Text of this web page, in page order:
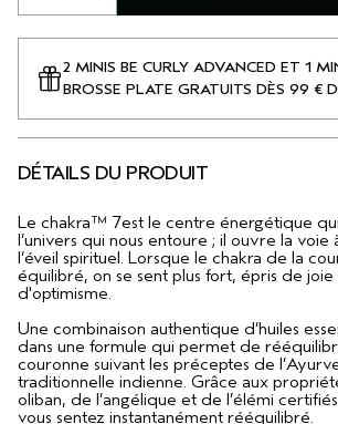
2 MINIS BE CURLY ADVANCED ET 1
BROSSE PLATE GRATUITS DÈS 99 €
DÉTAILS DU PRODUIT
Le chakra™ 7est le centre énergétique
l’univers qui nous entoure ; il ouvre la voie
l’éveil spirituel. Lorsque le chakra de la
équilibré, on se sent plus fort, épris de
d'optimisme.
Une combinaison authentique d’huiles
dans une formule qui permet de
couronne suivant les préceptes de
traditionnelle indienne. Grâce aux
oliban, de l’angélique et de l’élémi
vous sentez instantanément rééquilibré.